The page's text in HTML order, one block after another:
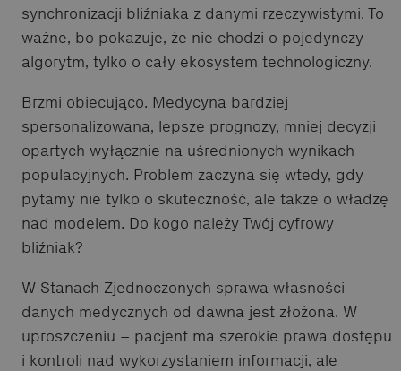
synchronizacji bliźniaka z danymi rzeczywistymi. To
ważne, bo pokazuje, że nie chodzi o pojedynczy
algorytm, tylko o cały ekosystem technologiczny.
Brzmi obiecująco. Medycyna bardziej
spersonalizowana, lepsze prognozy, mniej decyzji
opartych wyłącznie na uśrednionych wynikach
populacyjnych. Problem zaczyna się wtedy, gdy
pytamy nie tylko o skuteczność, ale także o władzę
nad modelem. Do kogo należy Twój cyfrowy
bliźniak?
W Stanach Zjednoczonych sprawa własności
danych medycznych od dawna jest złożona. W
uproszczeniu – pacjent ma szerokie prawa dostępu
i kontroli nad wykorzystaniem informacji, ale